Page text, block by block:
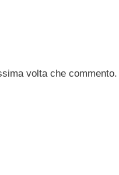
volta che commento.